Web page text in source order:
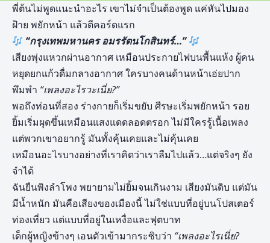
พี่ต้นไม่พูดแนะนำอะไร เขาไม่จำเป็นต้องพูด แค่หันไปมอง
ฝ้าย พยักหน้า แล้วตีคอร์ดแรก
“กรุงเทพมหานคร อมรรัตนโกสินทร์…”
เสียงพุ่งแหวกผ่านอากาศ เหมือนประกายไฟบนพื้นแห้ง ผู้คน
หยุดยกแก้วดื่มกลางอากาศ ใครบางคนด้านหน้าเอ่ยปาก
พึมพำ “เพลงอะไรวะเนี่ย?”
พอถึงท่อนที่สอง ร่างกายก็เริ่มขยับ ศีรษะเริ่มพยักหน้า รอย
ยิ้มเริ่มผุดขึ้นเหมือนแสงแดดลอดตรอก ไม่มีใครรู้เนื้อเพลง
แต่พวกเขาอยากรู้ มันทั้งคุ้นเคยและไม่คุ้นเคย
เหมือนอะไรบางอย่างที่เราคิดว่าเราลืมไปแล้ว…แต่จริงๆ ยัง
จำได้
ฉันยืนพิงลำโพง พยายามไม่ยิ้มจนเกินงาม เสียงมันดิบ แต่มัน
มีน้ำหนัก มันคือเสียงของเมืองนี้ ไม่ใช่แบบที่อยู่บนโปสเตอร์
ท่องเที่ยว แต่แบบที่อยู่ในเหงื่อและฟุตบาท
เด็กผู้หญิงข้างๆ เอนตัวเข้ามากระซิบว่า “เพลงอะไรเนี่ย?